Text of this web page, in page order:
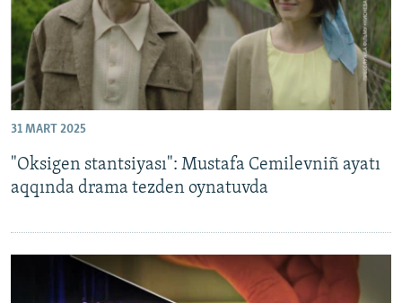
31 MART 2025
"Oksigen stantsiyası": Mustafa Cemilevniñ ayatı
aqqında drama tezden oynatuvda